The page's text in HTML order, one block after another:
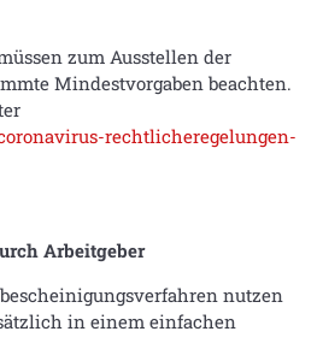
zum Ausstellen der
Mindestvorgaben beachten.
rechtlicheregelungen-
Arbeitgeber
nutzen
in einem einfachen